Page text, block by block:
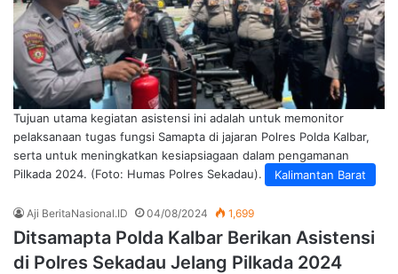
Kalimantan Barat
Tujuan utama kegiatan asistensi ini adalah untuk memonitor
pelaksanaan tugas fungsi Samapta di jajaran Polres Polda Kalbar,
serta untuk meningkatkan kesiapsiagaan dalam pengamanan
Pilkada 2024. (Foto: Humas Polres Sekadau).
Aji BeritaNasional.ID 04/08/2024 1,699
Ditsamapta Polda Kalbar Berikan Asistensi
di Polres Sekadau Jelang Pilkada 2024